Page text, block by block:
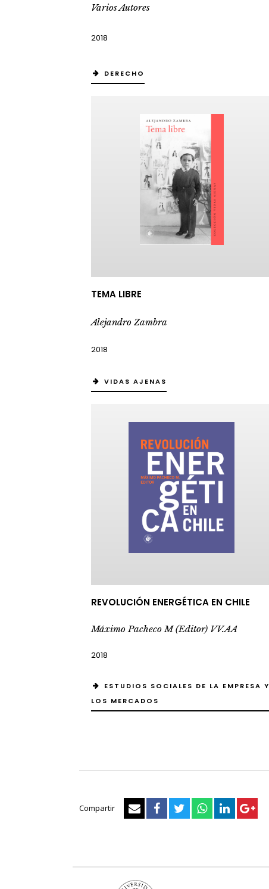
Varios Autores
2018
DERECHO
TEMA LIBRE
Alejandro Zambra
2018
VIDAS AJENAS
REVOLUCIÓN ENERGÉTICA EN CHILE
Máximo Pacheco M (Editor) VV.AA
2018
ESTUDIOS SOCIALES DE LA EMPRESA Y
LOS MERCADOS
Compartir